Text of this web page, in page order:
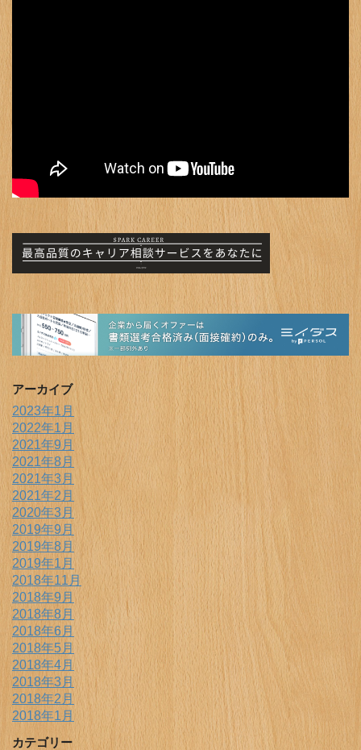
アーカイブ
2023年1月
2022年1月
2021年9月
2021年8月
2021年3月
2021年2月
2020年3月
2019年9月
2019年8月
2019年1月
2018年11月
2018年9月
2018年8月
2018年6月
2018年5月
2018年4月
2018年3月
2018年2月
2018年1月
カテゴリー